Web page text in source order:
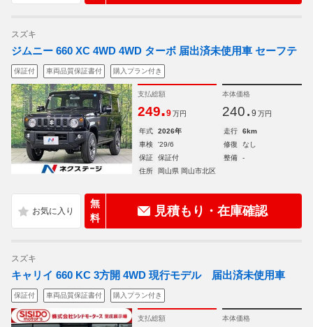
スズキ
ジムニー 660 XC 4WD 4WD ターボ 届出済未使用車 セーフテ
保証付 車両品質保証書付 購入プラン付き
支払総額
249.9 万円
本体価格
240. 9 万円
年式 2026年 走行
6km
車検
'29/6 修復
なし
保証
保証付 整備
-
住所
岡山県 岡山市北区
無
料
見積もり・在庫確認
スズキ
キャリイ 660 KC 3方開 4WD 現行モデル 届出済未使用車
保証付 車両品質保証書付 購入プラン付き
支払総額 本体価格